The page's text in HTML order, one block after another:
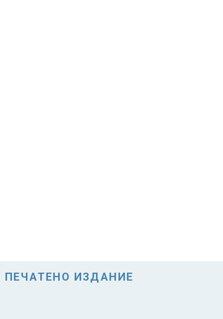
ПЕЧАТЕНО ИЗДАНИЕ